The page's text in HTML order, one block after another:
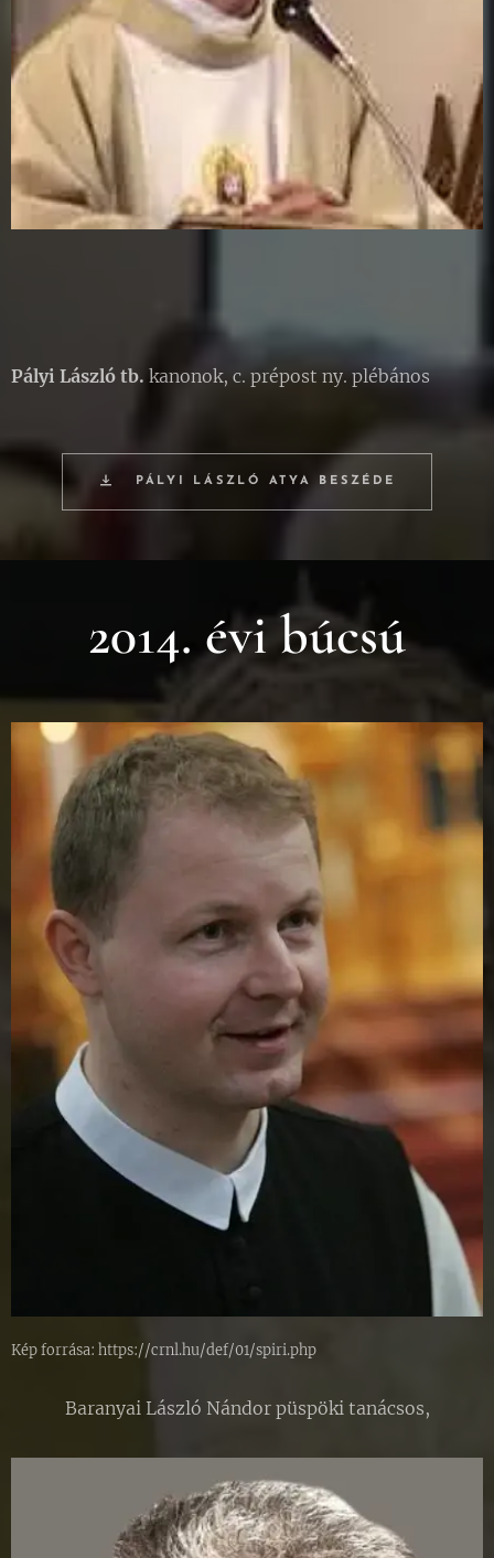
Pályi László tb. kanonok, c. prépost ny. plébános
PÁLYI LÁSZLÓ ATYA BESZÉDE
2014. évi búcsú
Kép forrása: https://crnl.hu/def/01/spiri.php
Baranyai László Nándor püspöki tanácsos,